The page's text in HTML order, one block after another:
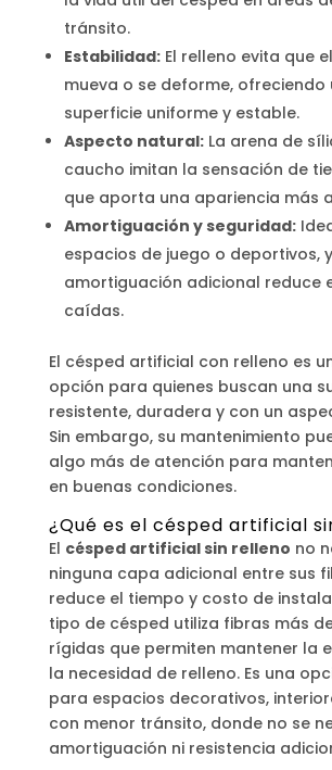
tránsito.
Estabilidad:El relleno evita que
mueva o se deforme, ofreciendo
superficie uniforme y estable.
Aspecto natural:La arena de
caucho imitan la sensación de
que aporta una apariencia más
Amortiguación y seguridad:
espacios de juego o deportivos,
amortiguación adicional reduce
caídas.
El césped artificial con relleno es
opción para quienes buscan una
resistente, duradera y con un
Sin embargo, su mantenimiento
algo más de atención para
en buenas condiciones.
¿Qué es el césped artificial
El césped artificial sin relleno no
ninguna capa adicional entre sus
reduce el tiempo y costo de
tipo de césped utiliza fibras más
rígidas que permiten mantener la
la necesidad de relleno. Es una
para espacios decorativos,
con menor tránsito, donde no se
amortiguación ni resistencia